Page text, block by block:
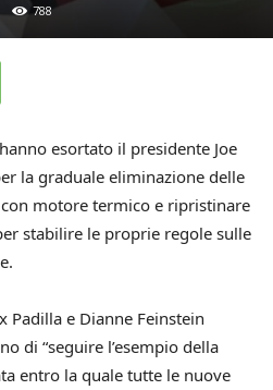
788
esortato il presidente Joe
la graduale eliminazione delle
motore termico e ripristinare
stabilire le proprie regole sulle
Padilla e Dianne Feinstein
di “seguire l’esempio della
entro la quale tutte le nuove